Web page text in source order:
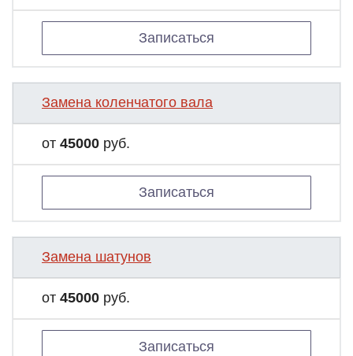
Записаться
Замена коленчатого вала
от 45000 руб.
Записаться
Замена шатунов
от 45000 руб.
Записаться